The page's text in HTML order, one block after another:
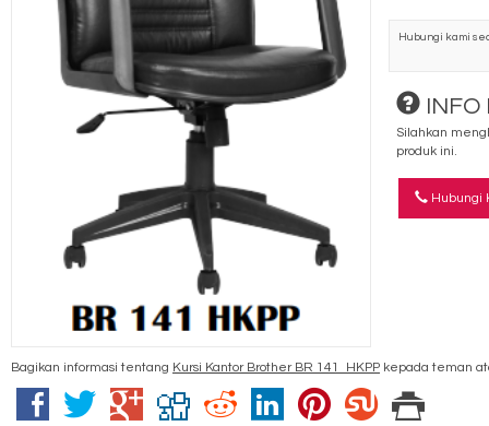
Hubungi kami
INFO
Silahkan
produk ini.
Hubungi
Bagikan informasi tentang Kursi Kantor Brother BR 141 HKPP kepada teman